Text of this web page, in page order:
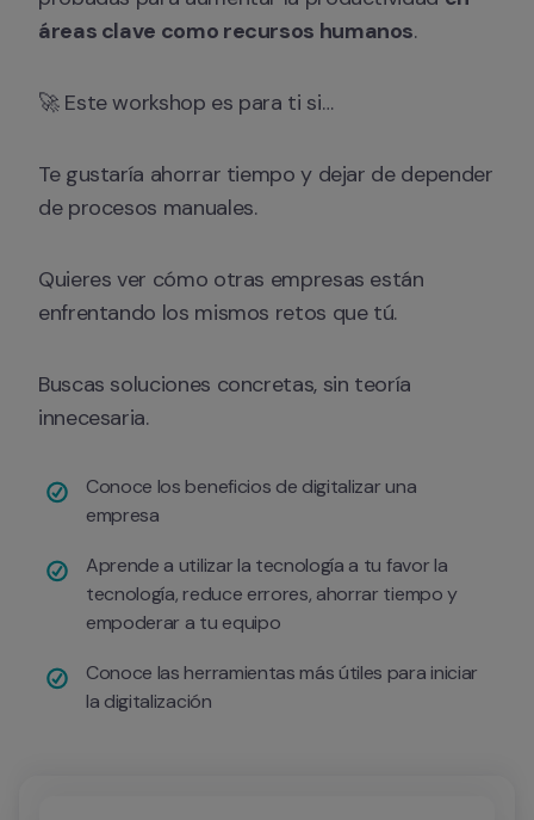
áreas clave como recursos humanos.
🚀 Este workshop es para ti si…
Te gustaría ahorrar tiempo y dejar de depender
de procesos manuales.
Quieres ver cómo otras empresas están
enfrentando los mismos retos que tú.
Buscas soluciones concretas, sin teoría
innecesaria.
Conoce los beneficios de digitalizar una
empresa
Aprende a utilizar la tecnología a tu favor la
tecnología, reduce errores, ahorrar tiempo y
empoderar a tu equipo
Conoce las herramientas más útiles para iniciar
la digitalización